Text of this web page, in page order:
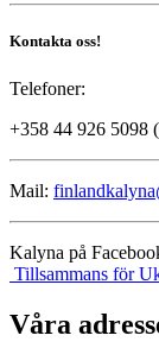
Kontakta oss!
Telefoner:
+358 44 926 5098
Mail:
Kalyna på
Tillsammans för
Våra